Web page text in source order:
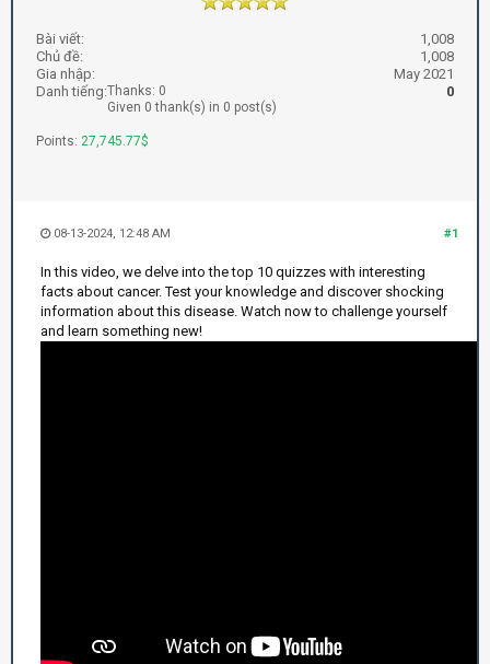
Bài viết:
1,008
Chủ đề:
1,008
Gia nhập:
May 2021
Danh tiếng:
0
Thanks: 0
Given 0 thank(s) in 0 post(s)
Points: 27,745.77$
#1
08-13-2024, 12:48 AM
In this video, we delve into the top 10 quizzes with interesting
facts about cancer. Test your knowledge and discover shocking
information about this disease. Watch now to challenge yourself
and learn something new!